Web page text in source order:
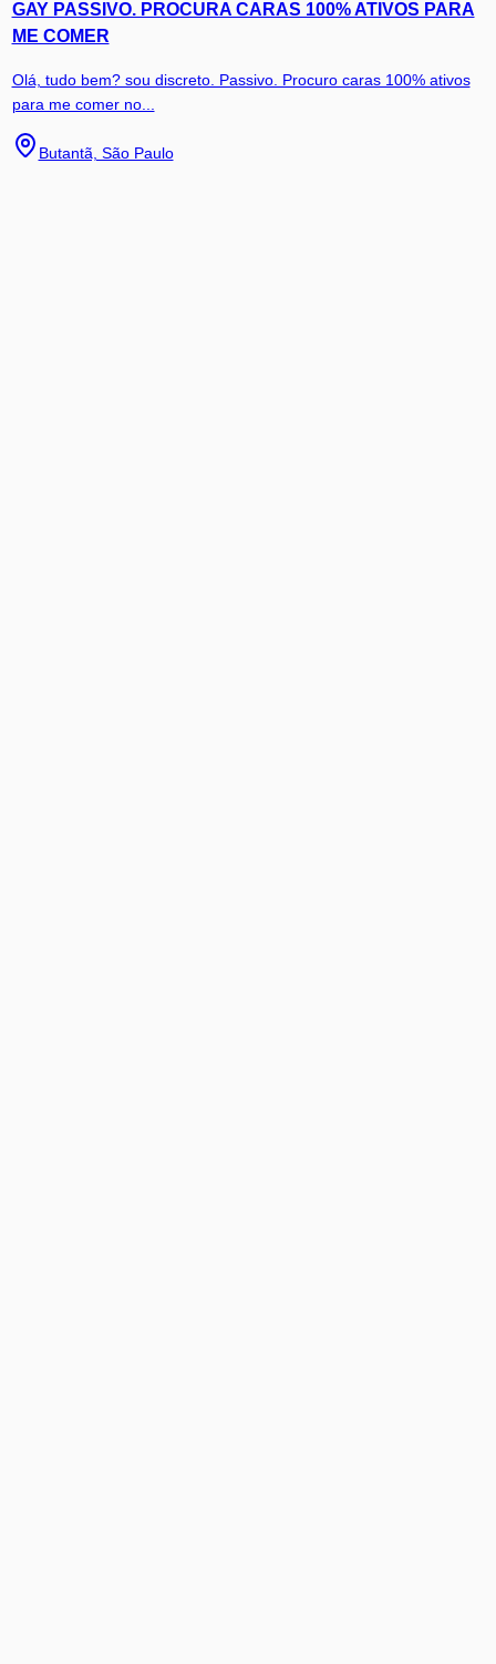
GAY PASSIVO. PROCURA CARAS 100% ATIVOS PARA
ME COMER
Olá, tudo bem? sou discreto. Passivo. Procuro caras 100% ativos
para me comer no...
Butantã, São Paulo